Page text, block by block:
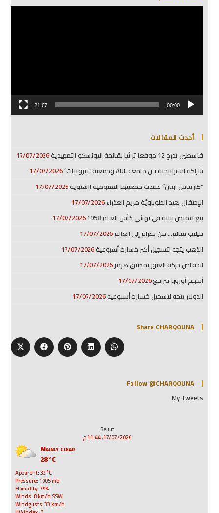
مشغل
00:00
21:07
أحدث المقالات
فلسطين تدرج 12 موقعا تراثيا بقائمة اليونسكو التمهيدية
17/07/2026
شراكة استراتيجية بين جامعة AUL وجمعية “بيروتيات”
17/07/2026
“كاريتاس لبنان” عقدت جمعيتها العمومية السنوية17/07/2026
الإحتفال بعيد الطوباويَّة مريم العذراء17/07/2026
بيع قميص بيليه في نهائي كأس العالم 1958
17/07/2026
فيليب سالم… من بطرام إلى العالم17/07/2026
الذهب يتجه لتسجيل أكبر خسارة أسبوعية17/07/2026
انخفاض حركة العبور بمضيق هرمز17/07/2026
أسهم أوروبا تتراجع17/07/2026
الدولار يتجه لتسجيل خسارة أسبوعية17/07/2026
Share CHARQOUNA
Follow @CHARQOUNA
My Tweets
Beirut
17/07/2026, 11:44 م
Mainly clear
28°C
Apparent: 32°C
Pressure: 1005 mb
Humidity: 79%
Winds: 8 km/h SSW
Windgusts: 33 km/h